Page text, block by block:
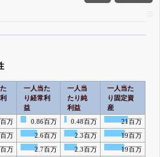
と米株版の先行利用も付きます
一人当た
り経常利
益
一人当
たり純
利益
一人当た
り固定資
産
万 0.86百万 0.48百万
21百万
万 2.6百万 2.3百万
19百万
万 2.7百万 2.3百万
19百万